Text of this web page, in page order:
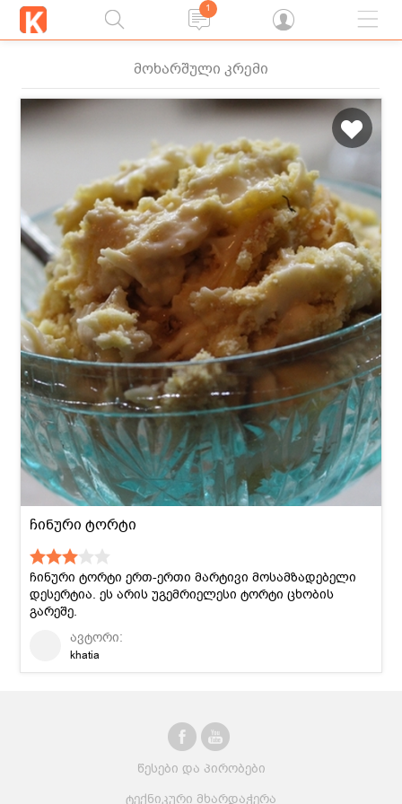
1
მოხარშული კრემი
ჩინური ტორტი
ჩინური ტორტი ერთ-ერთი მარტივი მოსამზადებელი
დესერტია. ეს არის უგემრიელესი ტორტი ცხობის
გარეშე.
ავტორი:
khatia
წესები და პირობები
ტექნიკური მხარდაჭერა